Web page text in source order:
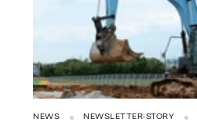
NEWS NEWSLETTER-STORY